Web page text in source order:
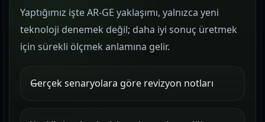
Yaptığımız işte AR-GE yaklaşımı, yalnızca yeni
teknoloji denemek değil; daha iyi sonuç üretmek
için sürekli ölçmek anlamına gelir.
Gerçek senaryolara göre revizyon notları